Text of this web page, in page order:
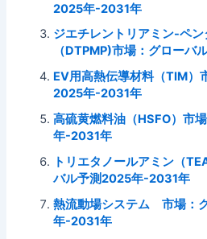
2025年-2031年
ジエチレントリアミン-ペ
（DTPMP)市場：グロー
EV用高熱伝導材料（TIM）
2025年-2031年
高硫黄燃料油（HSFO）市
年-2031年
トリエタノールアミン（
バル予測2025年-2031年
熱流動場システム 市場：
年-2031年